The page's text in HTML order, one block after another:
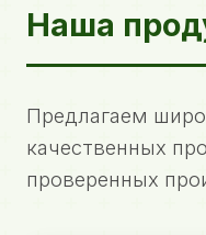
Наша
Предлагаем
качественных
проверенных